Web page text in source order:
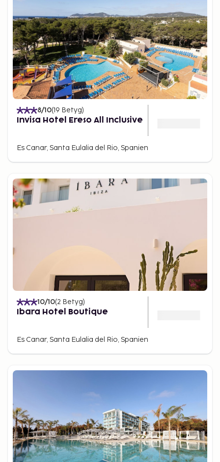
8/10(19 Betyg)
Invisa Hotel Ereso All Inclusive
Es Canar, Santa Eulalia del Rio, Spanien
10/10(2 Betyg)
Ibara Hotel Boutique
Es Canar, Santa Eulalia del Rio, Spanien